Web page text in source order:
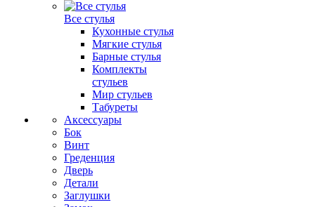
Все стулья
Кухонные стулья
Мягкие стулья
Барные стулья
Комплекты
стульев
Мир стульев
Табуреты
Аксессуары
Бок
Винт
Греденция
Дверь
Детали
Заглушки